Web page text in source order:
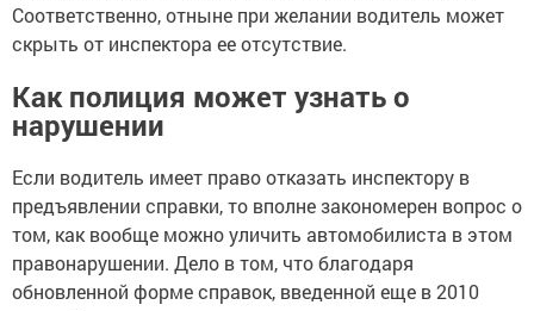
Соответственно, отныне при желании водитель может
скрыть от инспектора ее отсутствие.
Как полиция может узнать о
нарушении
Если водитель имеет право отказать инспектору в
предъявлении справки, то вполне закономерен вопрос о
том, как вообще можно уличить автомобилиста в этом
правонарушении. Дело в том, что благодаря
обновленной форме справок, введенной еще в 2010